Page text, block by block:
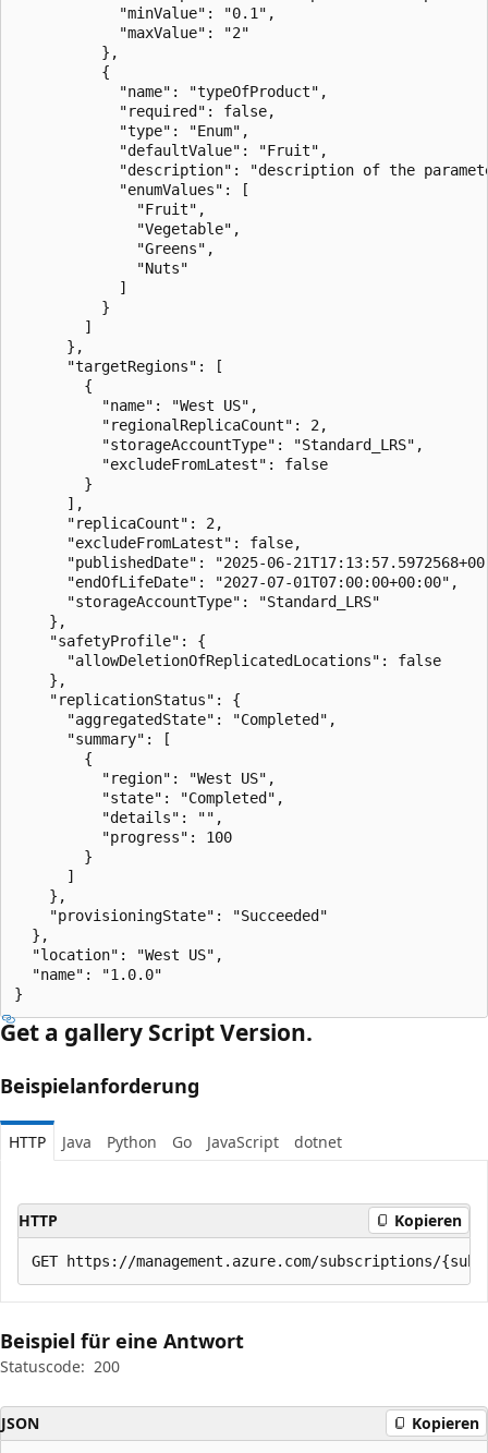
            "minValue": "0.1",
            "maxValue": "2"
          },
          {
            "name": "typeOfProduct",
            "required": false,
            "type": "Enum",
            "defaultValue": "Fruit",
"description": "description of the
            "enumValues": [
              "Fruit",
              "Vegetable",
              "Greens",
              "Nuts"
            ]
          }
        ]
      },
      "targetRegions": [
        {
          "name": "West US",
          "regionalReplicaCount": 2,
          "storageAccountType": "Standard_LRS",
          "excludeFromLatest": false
        }
      ],
      "replicaCount": 2,
      "excludeFromLatest": false,
"publishedDate": "2025-06-
      "endOfLifeDate": "2027-07-01T07:00:00+00:00",
      "storageAccountType": "Standard_LRS"
    },
    "safetyProfile": {
      "allowDeletionOfReplicatedLocations": false
    },
    "replicationStatus": {
      "aggregatedState": "Completed",
      "summary": [
        {
          "region": "West US",
          "state": "Completed",
          "details": "",
          "progress": 100
        }
      ]
    },
    "provisioningState": "Succeeded"
  },
  "location": "West US",
  "name": "1.0.0"
}
Get a gallery Script Version.
Beispielanforderung
HTTP Java Python Go JavaScript dotnet
HTTP Kopieren
Beispiel für eine Antwort
Statuscode: 200
JSON Kopieren